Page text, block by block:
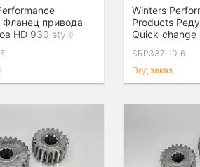
Фланец привода
HD 930 style
Winters
Products
Quick-change
SRP337-10-6
Под заказ